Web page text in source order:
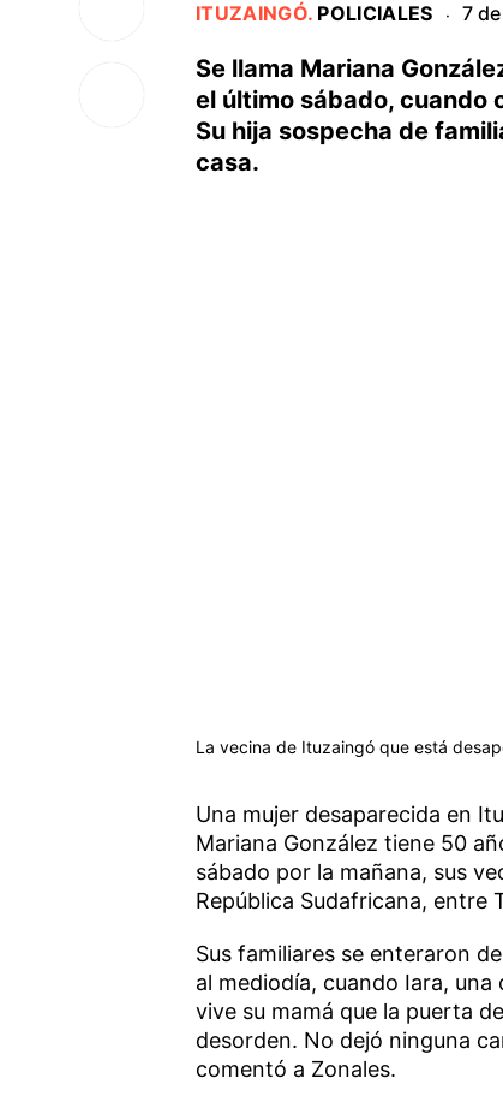
ITUZAINGÓ. POLICIALES · 7
Se llama Mariana
el último sábado, cuando
Su hija sospecha de
casa.
La vecina de Ituzaingó que está
Una mujer desaparecida en
Mariana González tiene 50
sábado por la mañana, sus
República Sudafricana, entre
Sus familiares se enteraron
al mediodía, cuando Iara,
vive su mamá que la puerta
desorden. No dejó ninguna
comentó a Zonales.